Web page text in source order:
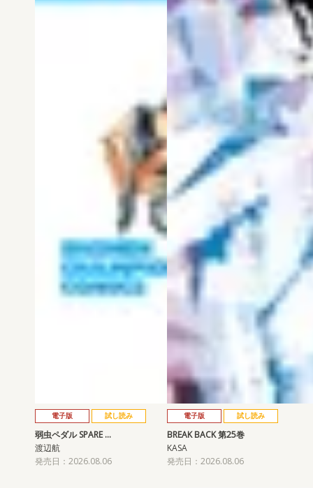
電子版 試し読み
弱虫ペダル SPARE …
渡辺航
発売日：2026.08.06
電子版 試し読み
BREAK BACK 第25巻
KASA
発売日：2026.08.06